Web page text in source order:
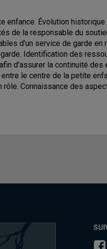
Évolution
de la responsable du
d'un service de garde en
Identification des
d'assurer la continuité des
le centre de la petite
Connaissance des